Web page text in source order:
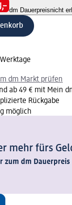
dm Dauerpreisnicht
dm Markt prüfen
ab 49 € mit Mein
Rückgabe
möglich
mehr fürs
zum dm Dauerpreis